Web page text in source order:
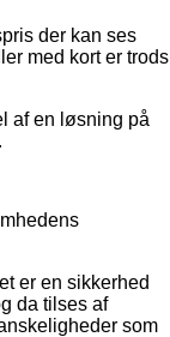
der kan ses
med kort er trods
af en løsning på
er en sikkerhed
da tilses af
som